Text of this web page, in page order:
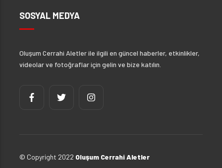
SOSYAL MEDYA
Oluşum Cerrahi Aletler ile ilgili en güncel haberler, etkinlikler,
videolar ve fotoğraflar için gelin ve bize katılın.
© Copyright 2022 Oluşum Cerrahi Aletler